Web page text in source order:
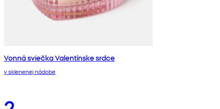
Vonná sviečka Valentínske srdce
v sklenenej nádobe